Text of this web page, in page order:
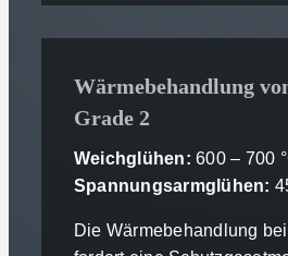
Wärmebehandlung
Grade 2
Weichglühen: 600 – 700
Spannungsarmglühen:
Die Wärmebehandlung